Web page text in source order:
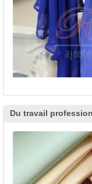
Du travail